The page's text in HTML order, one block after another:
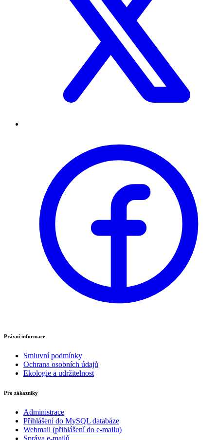
Právní informace
Smluvní podmínky
Ochrana osobních údajů
Ekologie a udržitelnost
Pro zákazníky
Administrace
Přihlášení do MySQL databáze
Webmail (přihlášení do e-mailu)